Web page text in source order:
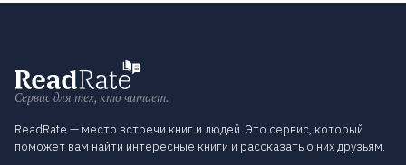
Сервис для тех, кто читает.
ReadRate — место встречи книг и людей. Это сервис, который
поможет вам найти интересные книги и рассказать о них друзьям.